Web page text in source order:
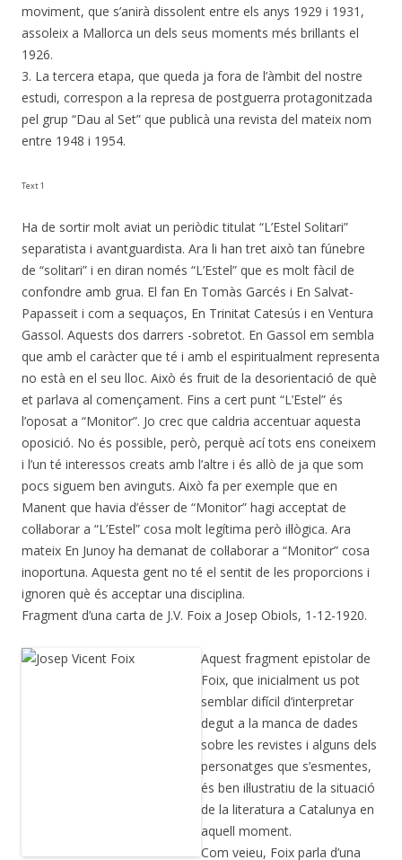
moviment, que s’anirà dissolent entre els anys 1929 i 1931,
assoleix a Mallorca un dels seus moments més brillants el
1926.
3. La tercera etapa, que queda ja fora de l’àmbit del nostre
estudi, correspon a la represa de postguerra protagonitzada
pel grup “Dau al Set” que publicà una revista del mateix nom
entre 1948 i 1954.
Text 1
Ha de sortir molt aviat un periòdic titulat “L’Estel Solitari”
separatista i avantguardista. Ara li han tret això tan fúnebre
de “solitari” i en diran només “L’Estel” que es molt fàcil de
confondre amb grua. El fan En Tomàs Garcés i En Salvat-
Papasseit i com a sequaços, En Trinitat Catesús i en Ventura
Gassol. Aquests dos darrers -sobretot. En Gassol em sembla
que amb el caràcter que té i amb el espiritualment representa
no està en el seu lloc. Això és fruit de la desorientació de què
et parlava al començament. Fins a cert punt “L’Estel” és
l’oposat a “Monitor”. Jo crec que caldria accentuar aquesta
oposició. No és possible, però, perquè ací tots ens coneixem
i l’un té interessos creats amb l’altre i és allò de ja que som
pocs siguem ben avinguts. Això fa per exemple que en
Manent que havia d’ésser de “Monitor” hagi acceptat de
col·laborar a “L’Estel” cosa molt legítima però il·lògica. Ara
mateix En Junoy ha demanat de col·laborar a “Monitor” cosa
inoportuna. Aquesta gent no té el sentit de les proporcions i
ignoren què és acceptar una disciplina.
Fragment d’una carta de J.V. Foix a Josep Obiols, 1-12-1920.
Aquest fragment epistolar de
Foix, que inicialment us pot
semblar difícil d’interpretar
degut a la manca de dades
sobre les revistes i alguns dels
personatges que s’esmentes,
és ben il·lustratiu de la situació
de la literatura a Catalunya en
aquell moment.
Com veieu, Foix parla d’una